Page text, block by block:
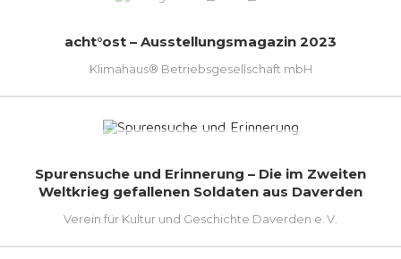
acht°ost – Ausstellungsmagazin 2023
Klimahaus® Betriebsgesellschaft mbH
Spurensuche und Erinnerung – Die im Zweiten
Weltkrieg gefallenen Soldaten aus Daverden
Verein für Kultur und Geschichte Daverden e. V.